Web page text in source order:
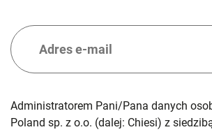
Administratorem Pani/Pana danych
Poland sp. z o.o. (dalej: Chiesi) z